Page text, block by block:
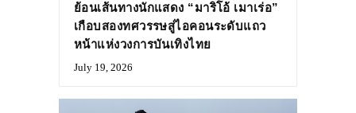
ย้อนเส้นทางนักแสดง “มาริโอ้ เมาเร่อ”
เกือบสองทศวรรษสู่ไอคอนระดับแถว
หน้าแห่งวงการบันเทิงไทย
July 19, 2026